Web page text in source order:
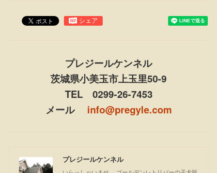
プレジールケンネル
茨城県小美玉市上玉里50-9
TEL 0299-26-7453
メール info@pregyle.com
プレジールケンネル